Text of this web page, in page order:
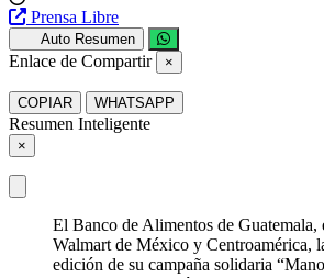
Prensa Libre
Auto Resumen
Enlace de Compartir ×
COPIAR WHATSAPP
Resumen Inteligente
×
El Banco de Alimentos de Guatemala,
Walmart de México y Centroamérica,
edición de su campaña solidaria